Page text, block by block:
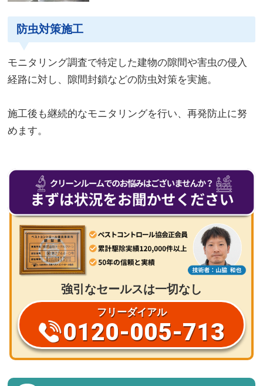
防虫対策施工
モニタリング調査で特定した建物の隙間や害虫の侵入
経路に対し、隙間封鎖などの防虫対策を実施。
施工後も継続的なモニタリングを行い、再発防止に努
めます。
強引なセールスは一切なし
フリーダイアル
0120-005-713